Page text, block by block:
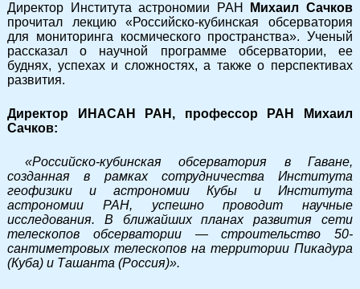
Директор Института астрономии РАН
Михаил Сачков
прочитал лекцию «Российско-кубинская обсерватория
для мониторинга космического пространства». Ученый
рассказал о научной программе обсерватории, ее
буднях, успехах и сложностях, а также о перспективах
развития.
Директор ИНАСАН РАН, профессор РАН Михаил
Сачков:
«Российско-кубинская обсерватория в Гаване,
созданная в рамках сотрудничества Института
геофизики и астрономии Кубы и Института
астрономии РАН, успешно проводит научные
исследования. В ближайших планах развития сети
телескопов обсерватории — строительство 50-
сантиметровых телескопов на территории Пикадура
(Куба) и Ташанта (Россия)».